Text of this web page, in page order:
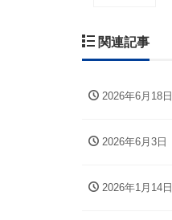
関連記事
2026年6月18日
2026年6月3日
2026年1月14日